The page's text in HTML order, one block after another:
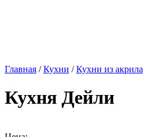
Главная /Кухни /Кухни из акрила
Кухня Дейли